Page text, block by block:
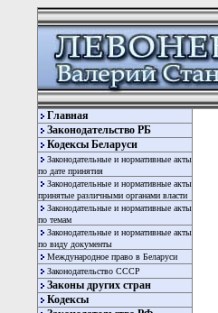
Главная
Законодательство РБ
Кодексы Беларуси
Законодательные и нормативные акты
по дате принятия
Законодательные и нормативные акты
принятые различными органами власти
Законодательные и нормативные акты
по темам
Законодательные и нормативные акты
по виду документы
Международное право в Беларуси
Законодательство СССР
Законы других стран
Кодексы